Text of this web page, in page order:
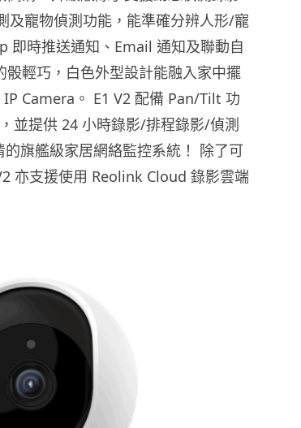
及寵物偵測功能，能準確分辨人形/寵
即時推送通知、Email 通知及聯動自
骰輕巧，白色外型設計能融入家中擺
Camera。 E1 V2 配備 Pan/Tilt 功
並提供 24 小時錄影/排程錄影/偵測
旗艦級家居網絡監控系統！ 除了可
亦支援使用 Reolink Cloud 錄影雲端